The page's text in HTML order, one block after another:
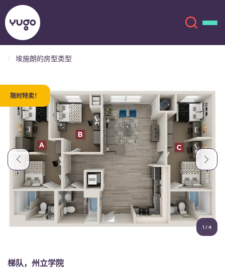
地点
更多
账户 语言
English (GB)
选择一个国家
English (US)
Chinese Español
Deutsch
Italian French
Portuguese
埃施朗的房型类型
限时特卖！
1 /4
梯队，州立学院